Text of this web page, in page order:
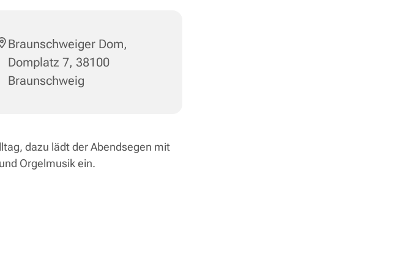
Braunschweiger Dom,
Domplatz 7, 38100
Braunschweig
dazu lädt der Abendsegen mit
Orgelmusik ein.